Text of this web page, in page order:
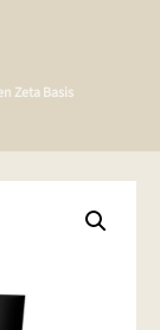
Zeta Basis